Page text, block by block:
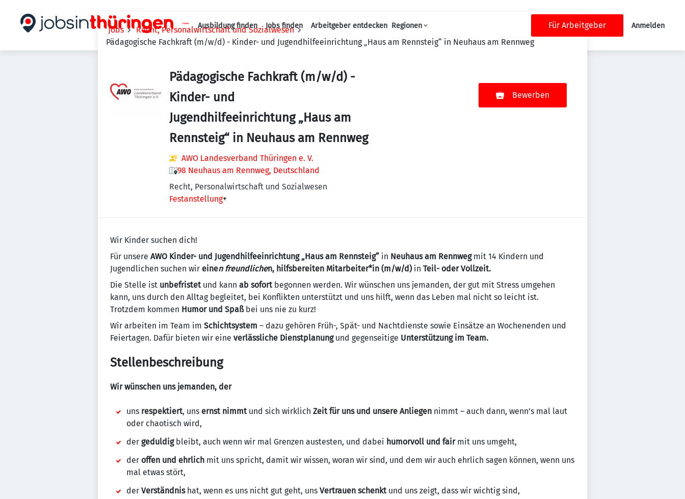
Haupt-Navigation
Ausbildung finden Jobs finden Arbeitgeber entdecken Regionen Für Arbeitgeber Anmelden
Jobs
Recht, Personalwirtschaft und Sozialwesen
Pädagogische Fachkraft (m/w/d) - Kinder- und Jugendhilfeeinrichtung „Haus am Rennsteig“ in Neuhaus am Rennweg
Pädagogische Fachkraft (m/w/d) -
Kinder- und
Jugendhilfeeinrichtung „Haus am
Rennsteig“ in Neuhaus am Rennweg
AWO Landesverband Thüringen e. V.
98 Neuhaus am Rennweg, Deutschland
Recht, Personalwirtschaft und Sozialwesen
Festanstellung+
Bewerben
Wir Kinder suchen dich!
Für unsere AWO Kinder- und Jugendhilfeeinrichtung „Haus am Rennsteig“ in Neuhaus am Rennwegmit 14 Kindern und
Jugendlichen suchen wir einen freundlichen, hilfsbereiten Mitarbeiter*in (m/w/d)in Teil- oder Vollzeit.
Die Stelle ist unbefristetund kann ab sofortbegonnen werden. Wir wünschen uns jemanden, der gut mit Stress umgehen
kann, uns durch den Alltag begleitet, bei Konflikten unterstützt und uns hilft, wenn das Leben mal nicht so leicht ist.
Trotzdem kommen Humor und Spaßbei uns nie zu kurz!
Wir arbeiten im Team im Schichtsystem – dazu gehören Früh-, Spät- und Nachtdienste sowie Einsätze an Wochenenden und
Feiertagen. Dafür bieten wir eine verlässliche Dienstplanungund gegenseitige Unterstützung im Team.
Stellenbeschreibung
Wir wünschen uns jemanden, der
uns respektiert, uns ernst nimmtund sich wirklich Zeit für uns und unsere Anliegen nimmt – auch dann, wenn’s mal laut
oder chaotisch wird,
der geduldigbleibt, auch wenn wir mal Grenzen austesten, und dabei humorvoll und fairmit uns umgeht,
der offen und ehrlich mit uns spricht, damit wir wissen, woran wir sind, und dem wir auch ehrlich sagen können, wenn uns
mal etwas stört,
der Verständnishat, wenn es uns nicht gut geht, uns Vertrauen schenktund uns zeigt, dass wir wichtig sind,